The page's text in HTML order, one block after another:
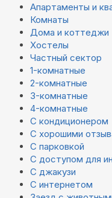
Апартаменты и
Комнаты
Дома и коттеджи
Хостелы
Частный сектор
1-комнатные
2-комнатные
3-комнатные
4-комнатные
С кондиционером
С хорошими
С парковкой
С доступом для
С джакузи
С интернетом